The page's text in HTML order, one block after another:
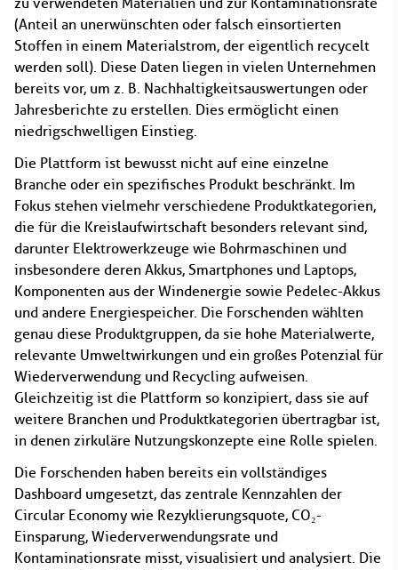
(Anteil an unerwünschten oder falsch einsortierten
Stoffen in einem Materialstrom, der eigentlich recycelt
werden soll). Diese Daten liegen in vielen Unternehmen
bereits vor, um z. B. Nachhaltigkeitsauswertungen oder
Jahresberichte zu erstellen. Dies ermöglicht einen
niedrigschwelligen Einstieg.
Die Plattform ist bewusst nicht auf eine einzelne
Branche oder ein spezifisches Produkt beschränkt. Im
Fokus stehen vielmehr verschiedene Produktkategorien,
die für die Kreislaufwirtschaft besonders relevant sind,
darunter Elektrowerkzeuge wie Bohrmaschinen und
insbesondere deren Akkus, Smartphones und Laptops,
Komponenten aus der Windenergie sowie Pedelec-Akkus
und andere Energiespeicher. Die Forschenden wählten
genau diese Produktgruppen, da sie hohe Materialwerte,
relevante Umweltwirkungen und ein großes Potenzial für
Wiederverwendung und Recycling aufweisen.
Gleichzeitig ist die Plattform so konzipiert, dass sie auf
weitere Branchen und Produktkategorien übertragbar ist,
in denen zirkuläre Nutzungskonzepte eine Rolle spielen.
Die Forschenden haben bereits ein vollständiges
Dashboard umgesetzt, das zentrale Kennzahlen der
Circular Economy wie Rezyklierungsquote, CO₂-
Einsparung, Wiederverwendungsrate und
Kontaminationsrate misst, visualisiert und analysiert. Die